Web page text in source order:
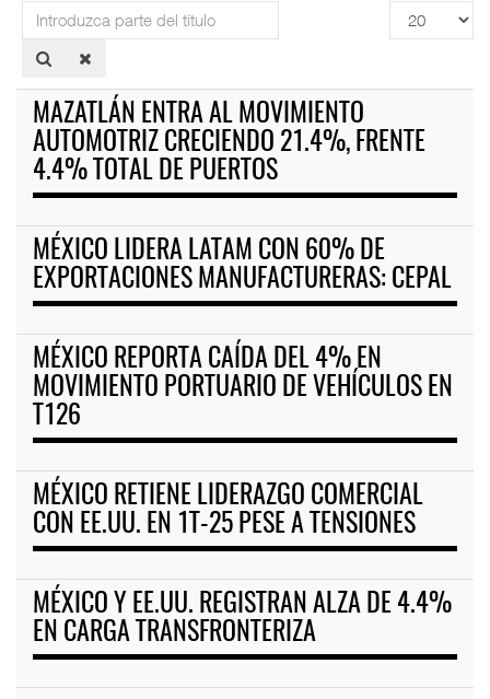
Introduzca
parte
del
Cantidad
a
MAZATLÁN ENTRA AL MOVIMIENTO
AUTOMOTRIZ CRECIENDO 21.4%, FRENTE
4.4% TOTAL DE PUERTOS
MÉXICO LIDERA LATAM CON 60% DE
EXPORTACIONES MANUFACTURERAS: CEPAL
MÉXICO REPORTA CAÍDA DEL 4% EN
MOVIMIENTO PORTUARIO DE VEHÍCULOS EN
T126
MÉXICO RETIENE LIDERAZGO COMERCIAL
CON EE.UU. EN 1T-25 PESE A TENSIONES
MÉXICO Y EE.UU. REGISTRAN ALZA DE 4.4%
EN CARGA TRANSFRONTERIZA